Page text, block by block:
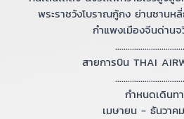
พระราชวังโบราณกู้กง ย่านซานห
กำแพงเมืองจีนด่าน
สายการบิน THAI
กำหนดเดินท
เมษายน - ธันวาค